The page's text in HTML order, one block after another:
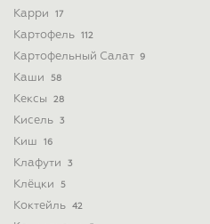
Карри 17
Картофель 112
Картофельный Салат 9
Каши 58
Кексы 28
Кисель 3
Киш 16
Клафути 3
Клёцки 5
Коктейль 42